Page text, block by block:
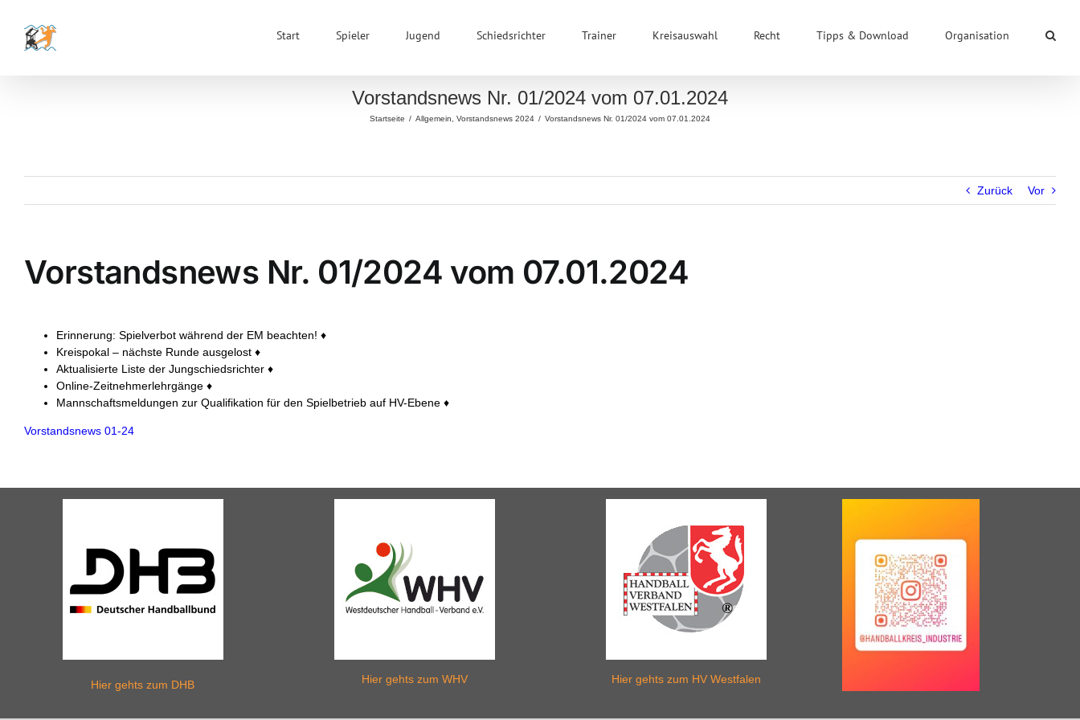
Inhalt
springen
Start Spieler Jugend Schiedsrichter Trainer Kreisauswahl Recht Tipps & Download Organisation
Vorstandsnews Nr. 01/2024 vom 07.01.2024
Startseite / Allgemein Vorstandsnews 2024 / Vorstandsnews Nr. 01/2024 vom 07.01.2024
Zurück Vor
Vorstandsnews Nr. 01/2024 vom 07.01.2024
Erinnerung: Spielverbot während der EM beachten! ♦
Kreispokal – nächste Runde ausgelost ♦
Aktualisierte Liste der Jungschiedsrichter ♦
Online-Zeitnehmerlehrgänge ♦
Mannschaftsmeldungen zur Qualifikation für den Spielbetrieb auf HV-Ebene ♦
Vorstandsnews 01-24
Hier gehts zum DHB Hier gehts zum WHV Hier gehts zum HV Westfalen